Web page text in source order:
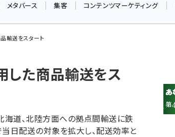
メタバース 集客 コンテンツマーケティング
輸送をスタート
した商品輸送をス
海道、北陸方面への拠点間輸送に鉄
当日配送の対象を拡大し、配送効率と